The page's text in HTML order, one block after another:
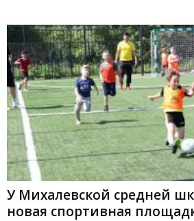
У Михалевской средней
новая спортивная